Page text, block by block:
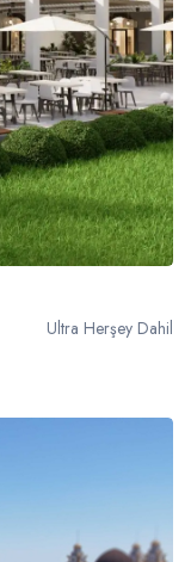
Ultra Herşey Dahil